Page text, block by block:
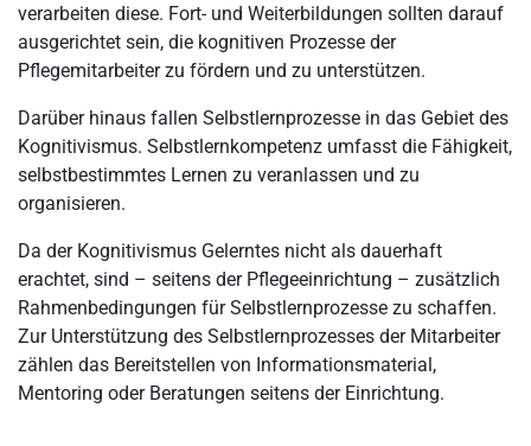
verarbeiten diese. Fort- und Weiterbildungen sollten darauf
ausgerichtet sein, die kognitiven Prozesse der
Pflegemitarbeiter zu fördern und zu unterstützen.
Darüber hinaus fallen Selbstlernprozesse in das Gebiet des
Kognitivismus. Selbstlernkompetenz umfasst die Fähigkeit,
selbstbestimmtes Lernen zu veranlassen und zu
organisieren.
Da der Kognitivismus Gelerntes nicht als dauerhaft
erachtet, sind – seitens der Pflegeeinrichtung – zusätzlich
Rahmenbedingungen für Selbstlernprozesse zu schaffen.
Zur Unterstützung des Selbstlernprozesses der Mitarbeiter
zählen das Bereitstellen von Informationsmaterial,
Mentoring oder Beratungen seitens der Einrichtung.